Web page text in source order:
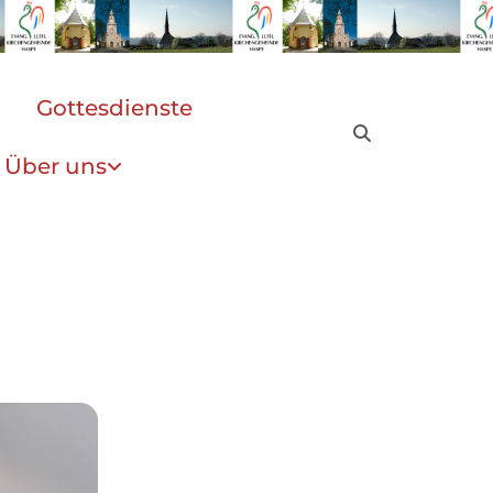
Gottesdienste
Über uns